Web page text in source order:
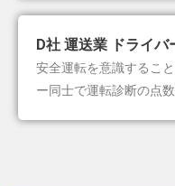
D社 運送業 ドライバ
安全運転を意識するこ
ー同士で運転診断の点